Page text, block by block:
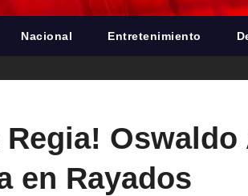
Nacional Entretenimiento
Regia!
en Rayados